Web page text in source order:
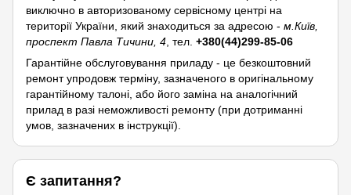
виключно в авторизованому сервісному центрі на
території України, який знаходиться за адресою - м.Київ,
проспект Павла Тичини, 4 , тел. +380(44)299-85-06
Гарантійне обслуговування приладу - це безкоштовний
ремонт упродовж терміну, зазначеного в оригінальному
гарантійному талоні, або його заміна на аналогічний
прилад в разі неможливості ремонту (при дотриманні
умов, зазначених в інструкції).
Є запитання?